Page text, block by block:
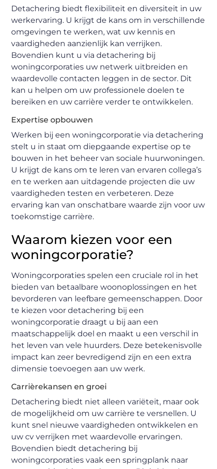
Detachering biedt flexibiliteit en diversiteit in uw
werkervaring. U krijgt de kans om in verschillende
omgevingen te werken, wat uw kennis en
vaardigheden aanzienlijk kan verrijken.
Bovendien kunt u via detachering bij
woningcorporaties uw netwerk uitbreiden en
waardevolle contacten leggen in de sector. Dit
kan u helpen om uw professionele doelen te
bereiken en uw carrière verder te ontwikkelen.
Expertise opbouwen
Werken bij een woningcorporatie via detachering
stelt u in staat om diepgaande expertise op te
bouwen in het beheer van sociale huurwoningen.
U krijgt de kans om te leren van ervaren collega’s
en te werken aan uitdagende projecten die uw
vaardigheden testen en verbeteren. Deze
ervaring kan van onschatbare waarde zijn voor uw
toekomstige carrière.
Waarom kiezen voor een
woningcorporatie?
Woningcorporaties spelen een cruciale rol in het
bieden van betaalbare woonoplossingen en het
bevorderen van leefbare gemeenschappen. Door
te kiezen voor detachering bij een
woningcorporatie draagt u bij aan een
maatschappelijk doel en maakt u een verschil in
het leven van vele huurders. Deze betekenisvolle
impact kan zeer bevredigend zijn en een extra
dimensie toevoegen aan uw werk.
Carrièrekansen en groei
Detachering biedt niet alleen variëteit, maar ook
de mogelijkheid om uw carrière te versnellen. U
kunt snel nieuwe vaardigheden ontwikkelen en
uw cv verrijken met waardevolle ervaringen.
Bovendien biedt detachering bij
woningcorporaties vaak een springplank naar